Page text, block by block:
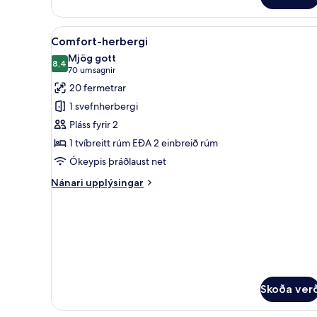
Skoða
allar
myndir
fyrir
Comfort-
herbergi
Comfort-herbergi |
5
Comfort-herbergi
8,48,4 af 10
Mjög gott
70 umsagnir
(70
umsagnir)
20 fermetrar
1 svefnherbergi
Pláss fyrir 2
1 tvíbreitt rúm EÐA 2 einbreið rúm
Ókeypis þráðlaust net
Nánari upplýsingar
Nánari
Skoða